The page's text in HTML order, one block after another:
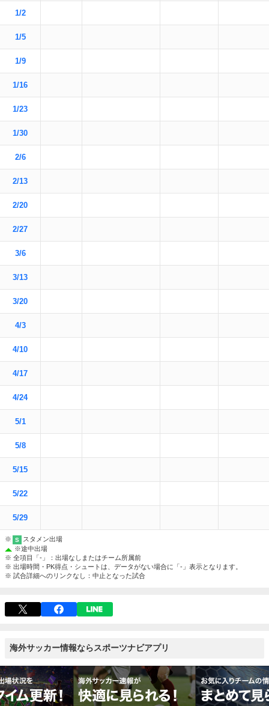
1/2
1/5
1/9
1/16
1/23
1/30
2/6
2/13
2/20
2/27
3/6
3/13
3/20
4/3
4/10
4/17
4/24
5/1
5/8
5/15
5/22
5/29
※ S
スタメン出場
※途中出場
※ 全項目「-」：出場なしまたはチーム所属前
※ 出場時間・PK得点・シュートは、データがない場合に「-」表示となります。
※ 試合詳細へのリンクなし：中止となった試合
海外サッカー情報ならスポーツナビアプリ